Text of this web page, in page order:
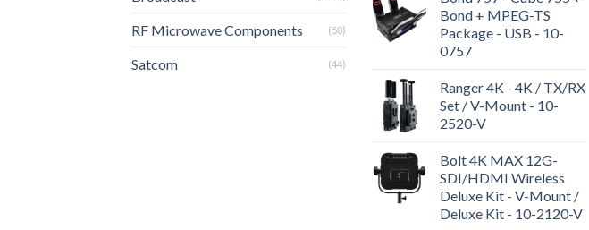
RF Microwave Components (58)
Satcom (44)
Bond + MPEG-TS
Package - USB - 10-
0757
Ranger 4K - 4K / TX/RX
Set / V-Mount - 10-
2520-V
Bolt 4K MAX 12G-
SDI/HDMI Wireless
Deluxe Kit - V-Mount /
Deluxe Kit - 10-2120-V